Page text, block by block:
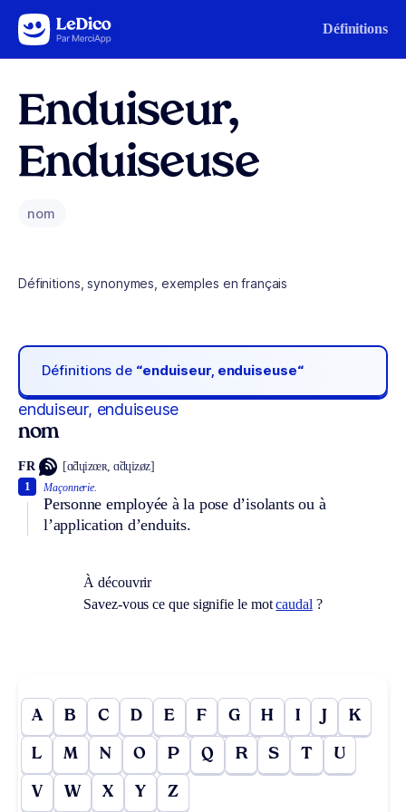
Aller au contenu Définitions
Enduiseur,
Enduiseuse
nom
Définitions, synonymes, exemples en français
Définitions de “enduiseur, enduiseuse“
enduiseur, enduiseuse
nom
FR [ɑ̃dɥizœʀ, ɑ̃dɥizøz]
Maçonnerie.
Personne employée à la pose d’isolants ou à
l’application d’enduits.
1
À découvrir
Savez-vous ce que signifie le motcaudal ?
A B C D E F G H I J K
L M N O P Q R S T U
V W X Y Z